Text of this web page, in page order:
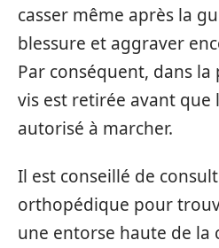
casser même après la
blessure et aggraver
Par conséquent, dans la
vis est retirée avant
autorisé à marcher.
Il est conseillé de
orthopédique pour
une entorse haute de la